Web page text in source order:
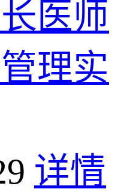
医师
理实
详情